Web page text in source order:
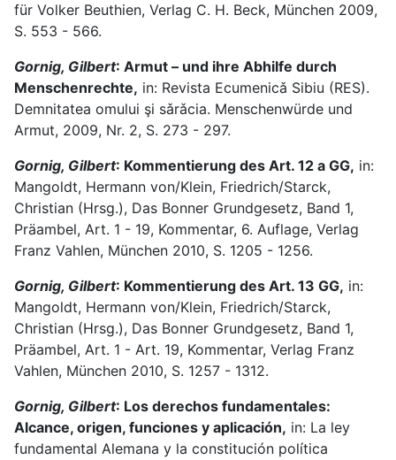
für Volker Beuthien, Verlag C. H. Beck, München 2009,
S. 553 - 566.
Gornig, Gilbert: Armut – und ihre Abhilfe durch
Menschenrechte, in: Revista Ecumenicǎ Sibiu (RES).
Demnitatea omului şi sǎrǎcia. Menschenwürde und
Armut, 2009, Nr. 2, S. 273 - 297.
Gornig, Gilbert: Kommentierung des Art. 12 a GG, in:
Mangoldt, Hermann von/Klein, Friedrich/Starck,
Christian (Hrsg.), Das Bonner Grundgesetz, Band 1,
Präambel, Art. 1 - 19, Kommentar, 6. Auflage, Verlag
Franz Vahlen, München 2010, S. 1205 - 1256.
Gornig, Gilbert: Kommentierung des Art. 13 GG, in:
Mangoldt, Hermann von/Klein, Friedrich/Starck,
Christian (Hrsg.), Das Bonner Grundgesetz, Band 1,
Präambel, Art. 1 - Art. 19, Kommentar, Verlag Franz
Vahlen, München 2010, S. 1257 - 1312.
Gornig, Gilbert: Los derechos fundamentales:
Alcance, origen, funciones y aplicación, in: La ley
fundamental Alemana y la constitución política